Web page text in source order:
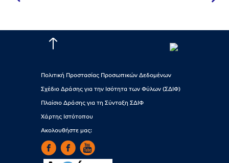
Πολιτική Προστασίας Προσωπικών Δεδομένων
Σχέδιο Δράσης για την Ισότητα των Φύλων (ΣΔΙΦ)
Πλαίσιο Δράσης για τη Σύνταξη ΣΔΙΦ
Χάρτης Ιστότοπου
Ακολουθήστε μας: